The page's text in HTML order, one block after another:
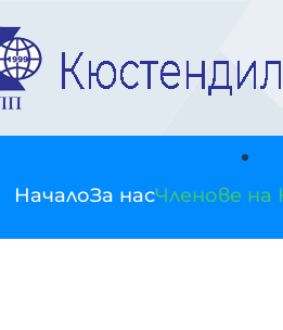
НачалоЗа насЧленове на